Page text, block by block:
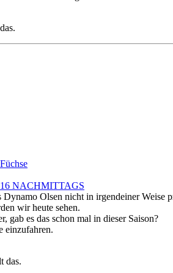
NACHMITTAGS
Olsen nicht in irgendeiner Weise
wir heute sehen.
gab es das schon mal in dieser Saison?
einzufahren.
das.